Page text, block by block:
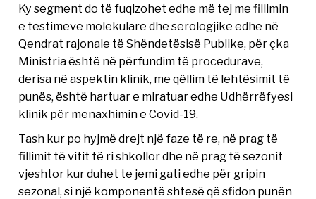
Ky segment do të fuqizohet edhe më tej me fillimin
e testimeve molekulare dhe serologjike edhe në
Qendrat rajonale të Shëndetësisë Publike, për çka
Ministria është në përfundim të procedurave,
derisa në aspektin klinik, me qëllim të lehtësimit të
punës, është hartuar e miratuar edhe Udhërrëfyesi
klinik për menaxhimin e Covid-19.
Tash kur po hyjmë drejt një faze të re, në prag të
fillimit të vitit të ri shkollor dhe në prag të sezonit
vjeshtor kur duhet te jemi gati edhe për gripin
sezonal, si një komponentë shtesë që sfidon punën